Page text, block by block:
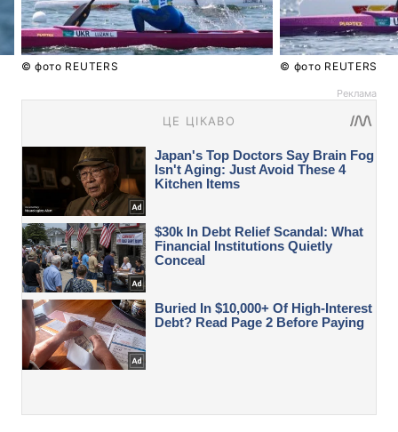
© фото REUTERS © фото REUTERS
Реклама